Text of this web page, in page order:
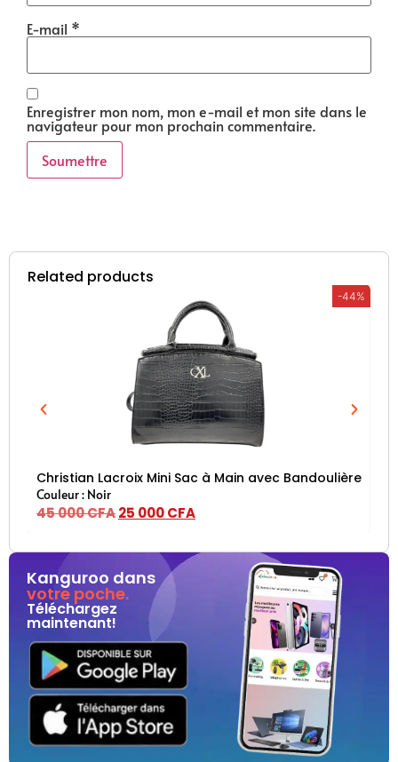
E-mail *
Enregistrer mon nom, mon e-mail et mon site dans le
navigateur pour mon prochain commentaire.
Related products
-44%
Christian Lacroix Mini Sac à Main avec Bandoulière –
Couleur : Noir
45 000CFA25 000CFA
Kanguroo dans
votre poche.
Téléchargez
maintenant!